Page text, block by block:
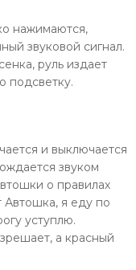
нажимаются,
звуковой сигнал.
руль издает
подсветку.
и выключается
звуком
о правилах
я еду по
уступлю.
а красный